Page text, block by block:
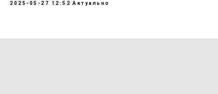
2025-05-27 12:52 Актуально